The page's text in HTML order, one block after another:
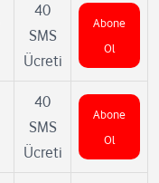
40
SMS
Ücreti
Abone
Ol
40
SMS
Ücreti
Abone
Ol